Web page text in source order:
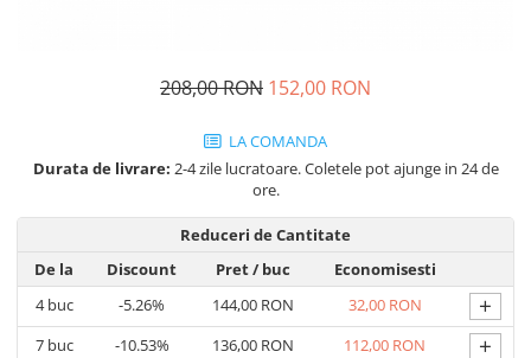
Prajituri artizanale
Chec
Chec cu iaurt
Chec Ciocco
208,00 RON 152,00 RON
LA COMANDA
Durata de livrare: 2-4 zile lucratoare. Coletele pot ajunge in 24 de
ore.
Reduceri de Cantitate
De la
Discount Pret/ buc
Economisesti
4buc -5.26% 144,00 RON 32,00 RON +
7buc -10.53% 136,00 RON 112,00 RON +